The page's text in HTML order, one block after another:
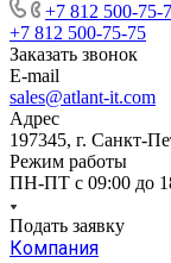
+7 812 500-75-
+7 812 500-75-75
Заказать звонок
E-mail
sales@atlant-it.com
Адрес
197345, г. Санкт-
Режим работы
ПН-ПТ с 09:00 до
Подать заявку
Компания